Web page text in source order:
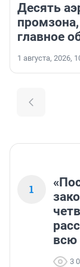
Десять
главное
1 августа, 2026,
1
всю
3